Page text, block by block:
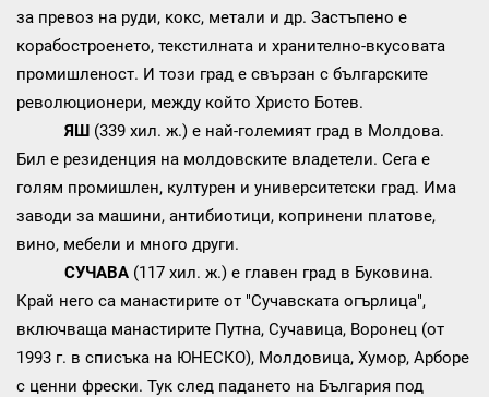
за превоз на руди, кокс, метали и др. Застъпено е
корабостроенето, текстилната и хранително-вкусовата
промишленост. И този град е свързан с българските
революционери, между който Христо Ботев.
ЯШ(339 хил. ж.) е най-големият град в Молдова.
Бил е резиденция на молдовските владетели. Сега е
голям промишлен, културен и университетски град. Има
заводи за машини, антибиотици, копринени платове,
вино, мебели и много други.
СУЧАВА(117 хил. ж.) е главен град в Буковина.
Край него са манастирите от "Сучавската огърлица",
включваща манастирите Путна, Сучавица, Воронец (от
1993 г. в списъка на ЮНЕСКО), Молдовица, Хумор, Арборе
с ценни фрески. Тук след падането на България под